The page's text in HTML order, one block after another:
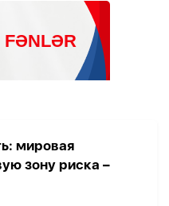
мировая
зону риска –